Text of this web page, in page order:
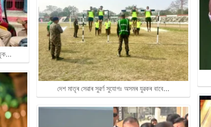
দেশ মাতৃৰ সেৱাৰ সুৱৰ্ণ সুযোগঃ অসমৰ যুৱকৰ বাবে…